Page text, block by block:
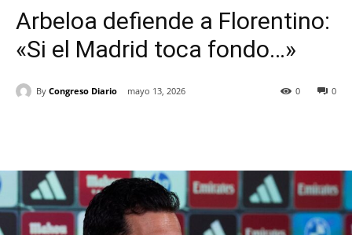
Arbeloa defiende a Florentino:
«Si el Madrid toca fondo…»
By Congreso Diario mayo 13, 2026 0
0